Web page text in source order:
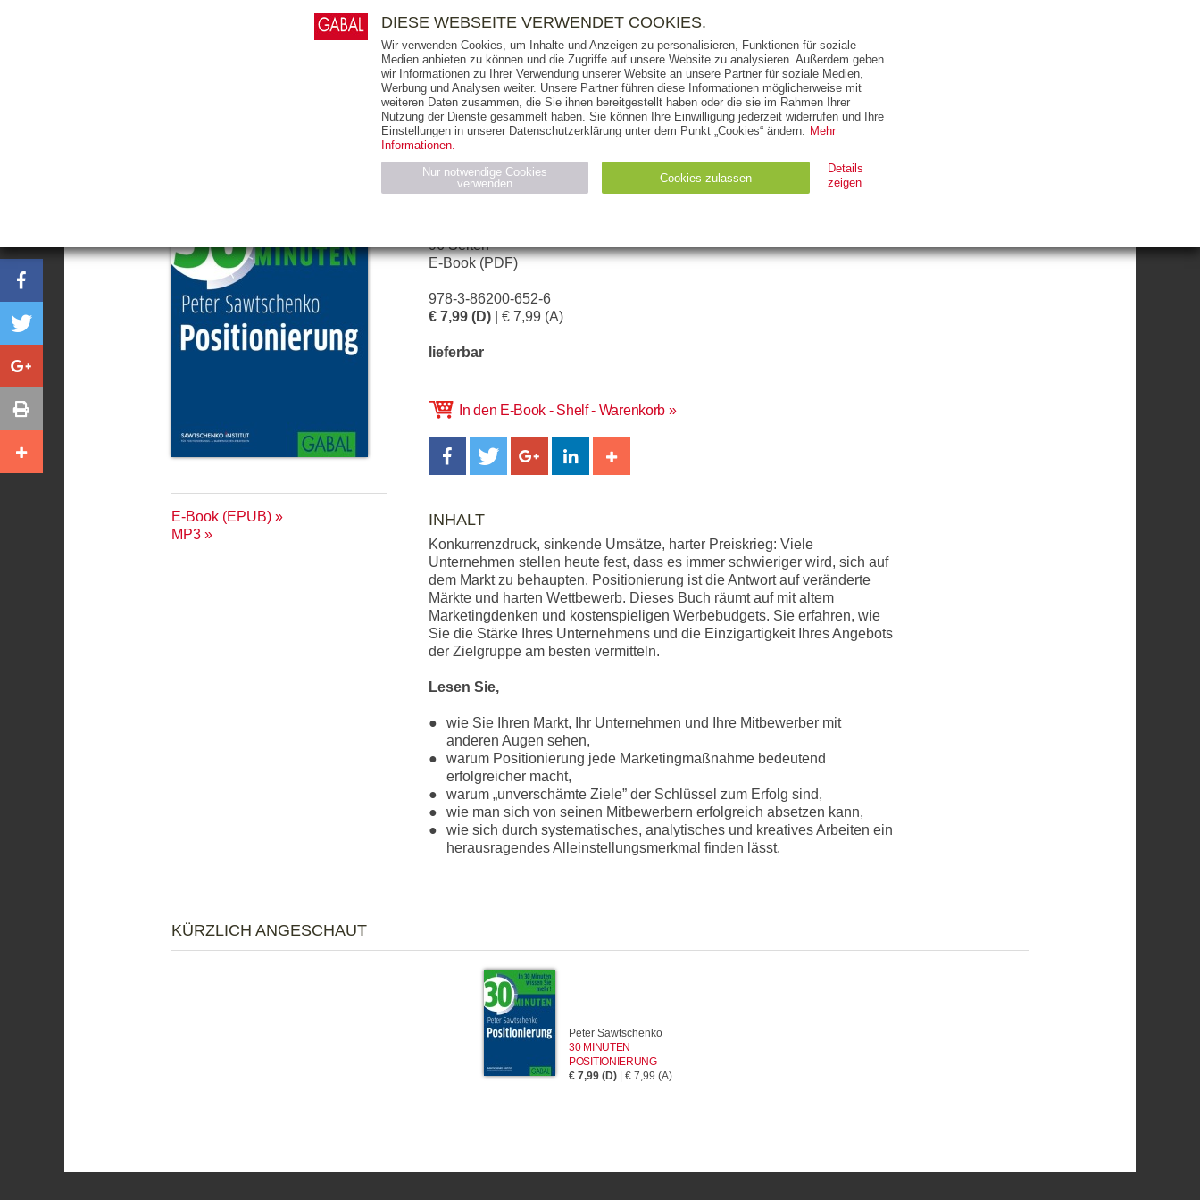
PETER SAWTSCHENKO
30 Minuten Positionierung
96 Seiten
E-Book (PDF)
978-3-86200-652-6
€ 7,99 (D) | € 7,99 (A)
lieferbar
In den E-Book - Shelf - Warenkorb
INHALT
Konkurrenzdruck, sinkende Umsätze, harter Preiskrieg: Viele
Unternehmen stellen heute fest, dass es immer schwieriger wird, sich auf
dem Markt zu behaupten. Positionierung ist die Antwort auf veränderte
Märkte und harten Wettbewerb. Dieses Buch räumt auf mit altem
Marketingdenken und kostenspieligen Werbebudgets. Sie erfahren, wie
Sie die Stärke Ihres Unternehmens und die Einzigartigkeit Ihres Angebots
der Zielgruppe am besten vermitteln.
Lesen Sie,
wie Sie Ihren Markt, Ihr Unternehmen und Ihre Mitbewerber mit
anderen Augen sehen,
warum Positionierung jede Marketingmaßnahme bedeutend
erfolgreicher macht,
warum „unverschämte Ziele” der Schlüssel zum Erfolg sind,
wie man sich von seinen Mitbewerbern erfolgreich absetzen kann,
wie sich durch systematisches, analytisches und kreatives Arbeiten ein
herausragendes Alleinstellungsmerkmal finden lässt.
E-Book (EPUB)
MP3
KÜRZLICH ANGESCHAUT
Peter Sawtschenko
30 MINUTEN
POSITIONIERUNG
€ 7,99 (D) | € 7,99 (A)
THEMEN AUTOREN VERLAG
RIGHTS PRESSE HANDEL FÜR UNTERNEHMEN
DIESE WEBSEITE VERWENDET COOKIES.
Wir verwenden Cookies, um Inhalte und Anzeigen zu personalisieren, Funktionen für soziale
Medien anbieten zu können und die Zugriffe auf unsere Website zu analysieren. Außerdem geben
wir Informationen zu Ihrer Verwendung unserer Website an unsere Partner für soziale Medien,
Werbung und Analysen weiter. Unsere Partner führen diese Informationen möglicherweise mit
weiteren Daten zusammen, die Sie ihnen bereitgestellt haben oder die sie im Rahmen Ihrer
Nutzung der Dienste gesammelt haben. Sie können Ihre Einwilligung jederzeit widerrufen und Ihre
Einstellungen in unserer Datenschutzerklärung unter dem Punkt „Cookies“ ändern. Mehr
Informationen.
Nur notwendige Cookies
verwenden
Cookies zulassen
Details
zeigen
Name Anbieter Zweck
verlag.de
gabal-
verlag.de
Speichert den Zustimmungsstatus des Benutzers für Cookies
auf der aktuellen Domäne.